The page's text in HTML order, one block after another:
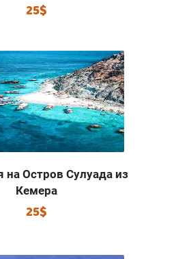
25$
на Остров Сулуада из
Кемера
25$